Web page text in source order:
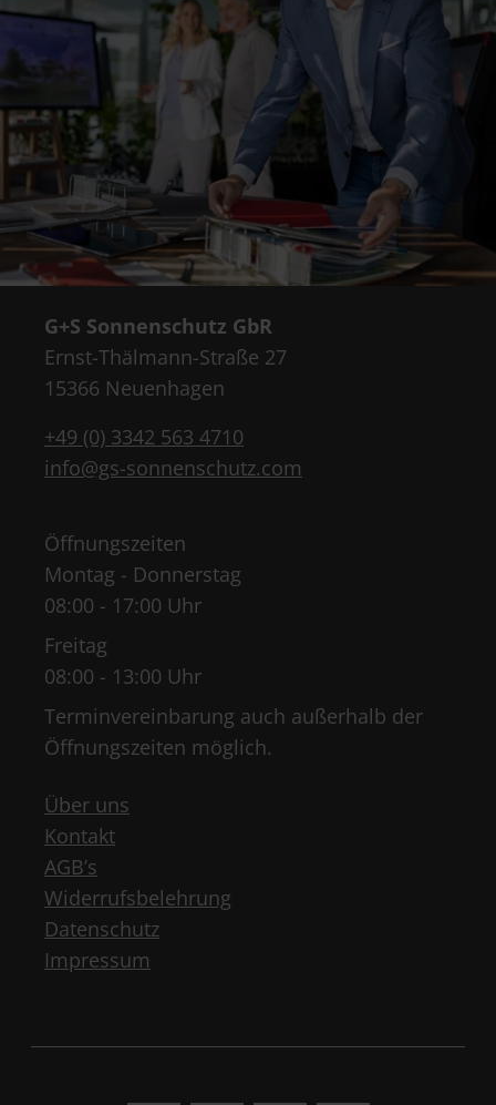
G+S Sonnenschutz GbR
Ernst-Thälmann-Straße 27
15366 Neuenhagen
+49 (0) 3342 563 4710
info@gs-sonnenschutz.com
Öffnungszeiten
Montag - Donnerstag
08:00 - 17:00 Uhr
Freitag
08:00 - 13:00 Uhr
Terminvereinbarung auch außerhalb der
Öffnungszeiten möglich.
Über uns
Kontakt
AGB’s
Widerrufsbelehrung
Datenschutz
Impressum